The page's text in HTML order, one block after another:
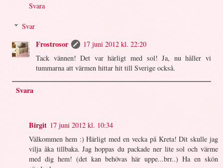
Svara
Svar
Frostrosor
17 juni 2012 kl. 22:20
Tack vännen! Det var härligt med sol! Ja, nu håller vi
tummarna att värmen hittar hit till Sverige också.
Svara
Birgit 17 juni 2012 kl. 10:34
Välkommen hem :) Härligt med en vecka på Kreta! Dit skulle jag
vilja åka tillbaka. Jag hoppas du packade ner lite sol och värme
med dig hem! (det kan behövas här uppe...brr..) Ha en skön